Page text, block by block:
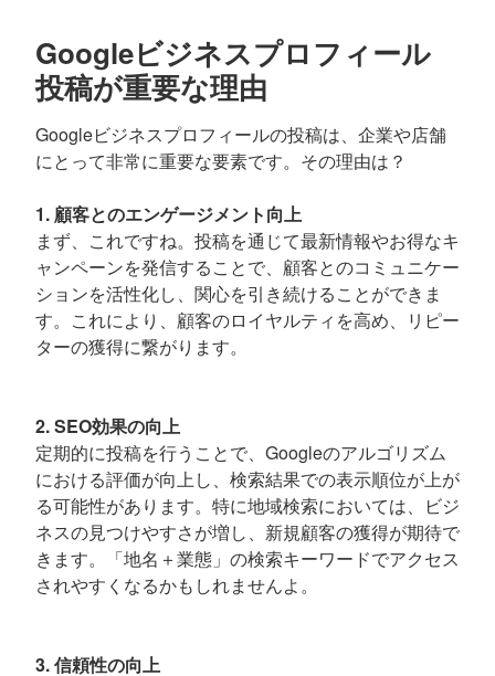
Googleビジネスプロフィール
投稿が重要な理由
Googleビジネスプロフィールの投稿は、企業や店舗
にとって非常に重要な要素です。その理由は？
1. 顧客とのエンゲージメント向上
まず、これですね。投稿を通じて最新情報やお得なキ
ャンペーンを発信することで、顧客とのコミュニケー
ションを活性化し、関心を引き続けることができま
す。これにより、顧客のロイヤルティを高め、リピー
ターの獲得に繋がります。
2. SEO効果の向上
定期的に投稿を行うことで、Googleのアルゴリズム
における評価が向上し、検索結果での表示順位が上が
る可能性があります。特に地域検索においては、ビジ
ネスの見つけやすさが増し、新規顧客の獲得が期待で
きます。「地名＋業態」の検索キーワードでアクセス
されやすくなるかもしれませんよ。
3. 信頼性の向上